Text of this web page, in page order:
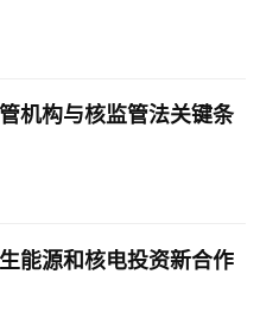
机构与核监管法关键条
能源和核电投资新合作